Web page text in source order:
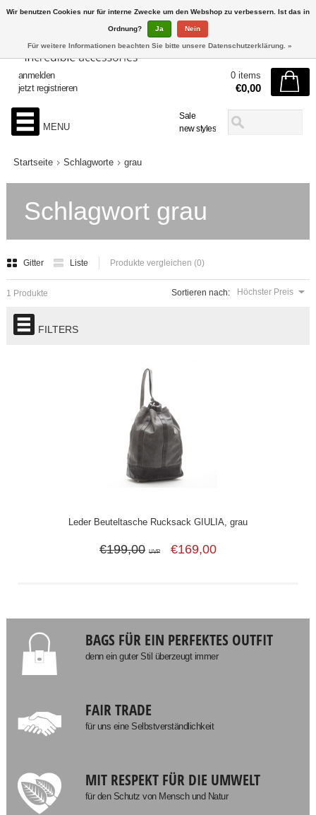
Sale
new styles
anmelden
jetzt registrieren
0 items
€0,00
MENU
Startseite Schlagworte grau
Schlagwort grau
Gitter Liste Produkte vergleichen (0)
Sortieren nach: Höchster Preis
1 Produkte
FILTERS
Leder Beuteltasche Rucksack GIULIA, grau
€199,00 UVP €169,00
BAGS FÜR EIN PERFEKTES OUTFIT
denn ein guter Stil überzeugt immer
FAIR TRADE
für uns eine Selbstverständlichkeit
MIT RESPEKT FÜR DIE UMWELT
für den Schutz von Mensch und Natur
Wir benutzen Cookies nur für interne Zwecke um den Webshop zu verbessern. Ist das in
Ordnung? Ja Nein
Für weitere Informationen beachten Sie bitte unsere Datenschutzerklärung. »